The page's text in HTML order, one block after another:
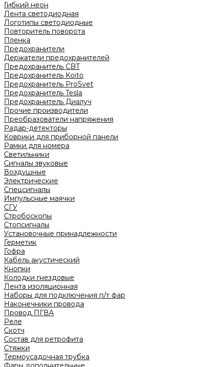
Гибкий неон
Лента светодиодная
Логотипы светодиодные
Повторитель поворота
Пленка
Предохранители
Держатели предохранителей
Предохранитель CBT
Предохранитель Koito
Предохранитель ProSvet
Предохранитель Tesla
Предохранитель Диалуч
Прочие производители
Преобразователи напряжения
Радар-детекторы
Коврики для приборной панели
Рамки для номера
Светильники
Сигналы звуковые
Воздушные
Электрические
Спецсигналы
Импульсные маячки
СГУ
Стробоскопы
Стопсигналы
Установочные принадлежности
Герметик
Гофра
Кабель акустический
Кнопки
Колодки гнездовые
Лента изоляционная
Наборы для подключения п/т фар
Наконечники провода
Провод ПГВА
Реле
Скотч
Состав для ретрофита
Стяжки
Термоусадочная трубка